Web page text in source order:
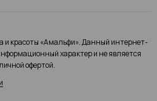
красоты «Амальфи». Данный интернет-
характер и не является
офертой.